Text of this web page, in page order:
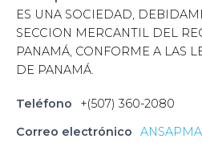
ES UNA SOCIEDAD,
SECCION MERCANTIL DEL
PANAMÁ, CONFORME A LAS
DE PANAMÁ.
Teléfono
+(507) 360-2080
Correo electrónico